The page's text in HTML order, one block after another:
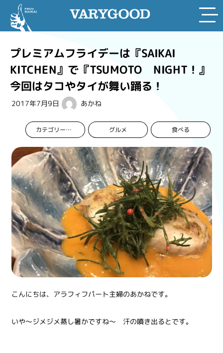
content
プレミアムフライデーは『SAIKAI
KITCHEN』で『TSUMOTO NIGHT！』
今回はタコやタイが舞い踊る！
2017年7月9日 あかね
カテゴリーなし グルメ 食べる
こんにちは、アラフィフパート主婦のあかねです。
いや～ジメジメ蒸し暑かですね～ 汗の噴き出るとです。